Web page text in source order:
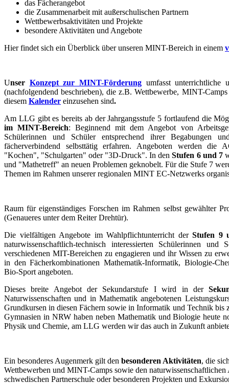
das Fächerangebot
die Zusammenarbeit mit außerschulischen Partnern
Wettbewerbsaktivitäten und Projekte
besondere Aktivitäten und Angebote
Hier findet sich ein Überblick über unseren MINT-Bereich in einem
Unser Konzept zur MINT-Förderungumfasst unterrichtliche
(nachfolgendend beschrieben), die z.B. Wettbewerbe, MINT-
diesem Kalender einzusehen sind.
Am LLG gibt es bereits ab der Jahrgangsstufe 5 fortlaufend die
im MINT-Bereich: Beginnend mit dem Angebot von
Schülerinnen und Schüler entsprechend ihrer Begabungen
fächerverbindend selbsttätig erfahren. Angeboten werden die
"Kochen", "Schulgarten" oder "3D-Druck". In denStufen 6 und 7
und "Mathetreff" an neuen Problemen geknobelt. Für die Stufe 7
Themen im Rahmen unserer regionalen MINT EC-Netzwerks
Raum für eigenständiges Forschen im Rahmen selbst gewählter
(Genaueres unter dem Reiter Drehtür).
Die vielfältigen Angebote im Wahlpflichtunterricht der Stufen 9
naturwissenschaftlich-technisch interessierten Schülerinnen
verschiedenen MIT-Bereichen zu engagieren und ihr Wissen zu
in den Fächerkombinationen Mathematik-Informatik, Biologie-
Bio-Sport angeboten.
Dieses breite Angebot der Sekundarstufe I wird in der
Naturwissenschaften und in Mathematik angebotenen
Grundkursen in diesen Fächern sowie in Informatik und Technik
Gymnasien in NRW haben neben Mathematik und Biologie heute
Physik und Chemie, am LLG werden wir das auch in Zukunft
Ein besonderes Augenmerk gilt den besonderen Aktivitäten, die
Wettbewerben und MINT-Camps sowie den naturwissenschaftlichen
schwedischen Partnerschule oder besonderen Projekten und